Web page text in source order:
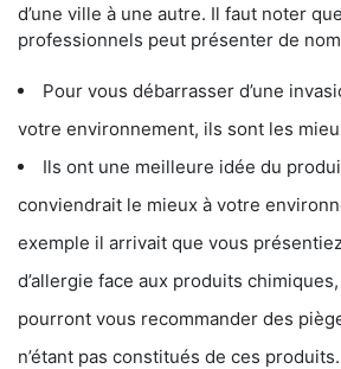
d’une ville à une autre. Il faut noter
professionnels peut présenter de
Pour vous débarrasser d’une
votre environnement, ils sont les
Ils ont une meilleure idée du
conviendrait le mieux à votre
exemple il arrivait que vous
d’allergie face aux produits
pourront vous recommander des
n’étant pas constitués de ces